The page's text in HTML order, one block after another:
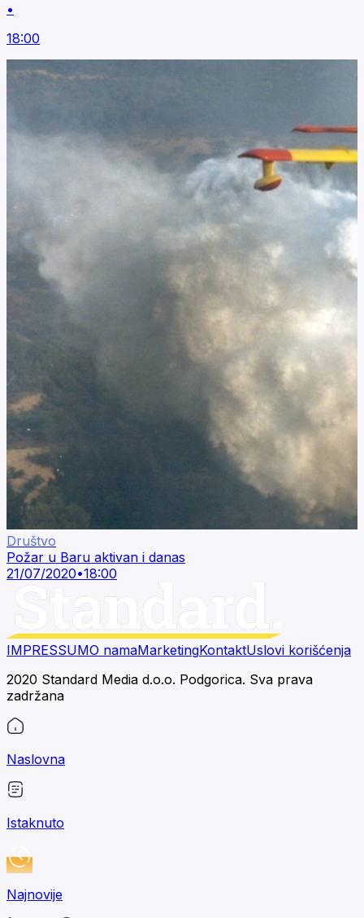
•
18:00
Društvo
Požar u Baru aktivan i danas
21/07/2020•18:00
IMPRESSUMO namaMarketingKontaktUslovi korišćenja
2020 Standard Media d.o.o. Podgorica. Sva prava
zadržana
Naslovna
Istaknuto
Najnovije